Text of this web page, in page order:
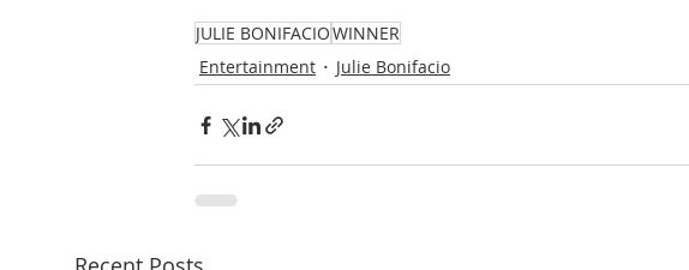
JULIE BONIFACIOWINNER
Entertainment
Julie Bonifacio